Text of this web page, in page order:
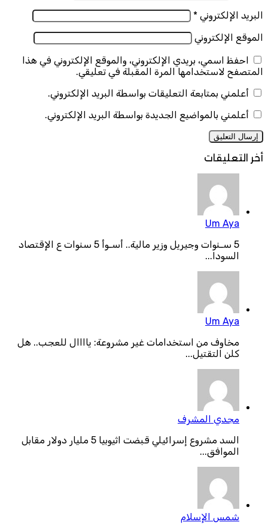
البريد الإلكتروني *
الموقع الإلكتروني
احفظ اسمي، بريدي الإلكتروني، والموقع الإلكتروني في هذا
المتصفح لاستخدامها المرة المقبلة في تعليقي.
أعلمني بمتابعة التعليقات بواسطة البريد الإلكتروني.
أعلمني بالمواضيع الجديدة بواسطة البريد الإلكتروني.
أخر التعليقات
Um Aya
5 سـنوات وجيريل وزير مالية.. أسـوأ 5 سنوات ع الإقتصاد
السودا...
Um Aya
مخاوف من استخدامات غير مشروعة: ياااال للعجب.. هل
كلن التقتيل...
مجدي المشرف
السد مشروع إسرائيلي قبضت اثيوبيا 5 مليار دولار مقابل
الموافق...
شمس الإسلام